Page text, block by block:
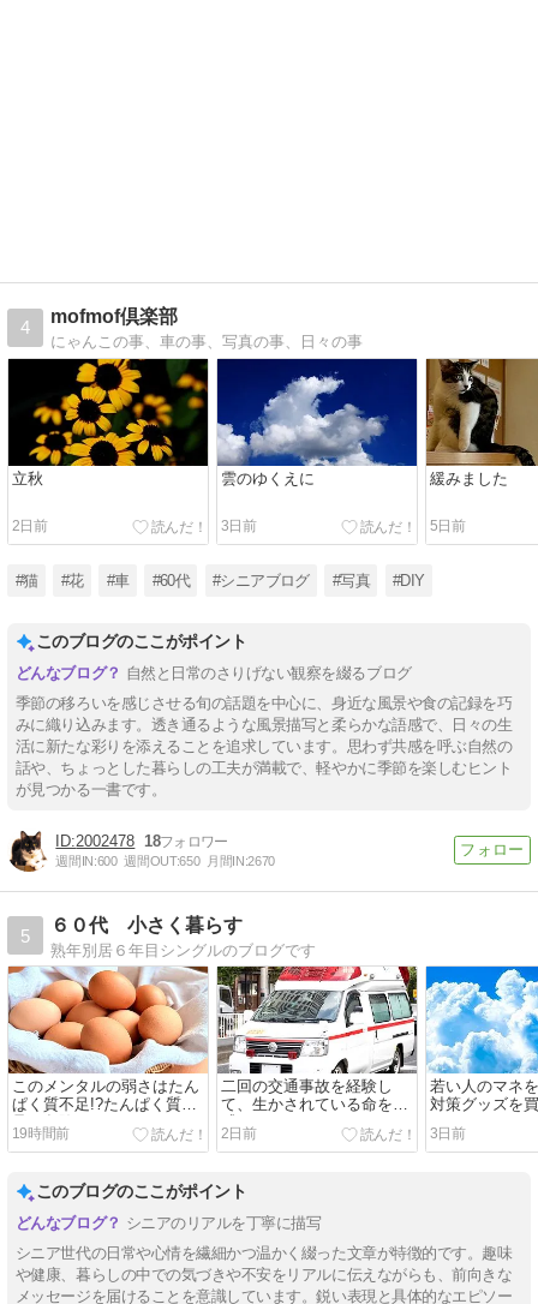
4
mofmof倶楽部
にゃんこの事、車の事、写真の事、日々の事
立秋
2日前
雲のゆくえに
3日前
緩みました
5日前
#猫 #花 #車 #60代 #シニアブログ #写真 #DIY
このブログのここがポイント
自然と日常のさりげない観察を綴るブログ
季節の移ろいを感じさせる旬の話題を中心に、身近な風景や食の記録を巧
みに織り込みます。透き通るような風景描写と柔らかな語感で、日々の生
活に新たな彩りを添えることを追求しています。思わず共感を呼ぶ自然の
話や、ちょっとした暮らしの工夫が満載で、軽やかに季節を楽しむヒント
が見つかる一書です。
2002478 18
週間IN:600 週間OUT:650 月間IN:2670
5
６０代 小さく暮らす
熟年別居６年目シングルのブログです
このメンタルの弱さはたん
ぱく質不足!?たんぱく質不
足の危険なサイン７つ
19時間前
二回の交通事故を経験し
て、生かされている命を実
感しました。
2日前
若い人のマネ
対策グッズを
3日前
このブログのここがポイント
シニアのリアルを丁寧に描写
シニア世代の日常や心情を繊細かつ温かく綴った文章が特徴的です。趣味
や健康、暮らしの中での気づきや不安をリアルに伝えながらも、前向きな
メッセージを届けることを意識しています。鋭い表現と具体的なエピソー